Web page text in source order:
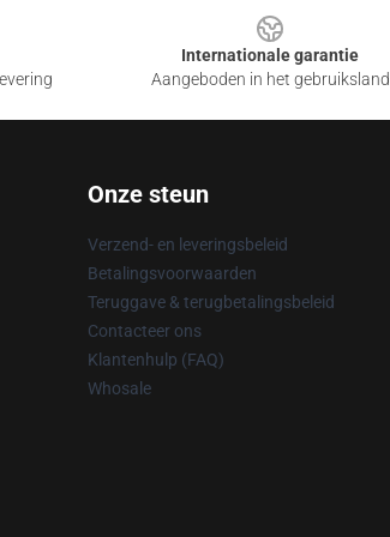
Internationale garantie
Aangeboden in het gebruiksland
Onze steun
Verzend- en leveringsbeleid
Betalingsvoorwaarden
Teruggave & terugbetalingsbeleid
Contacteer ons
Klantenhulp (FAQ)
Whosale